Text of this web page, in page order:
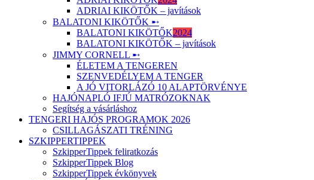
ADRIAI KIKÖTŐK – javítások
BALATONI KIKÖTŐK ➸
BALATONI KIKÖTŐK2024
BALATONI KIKÖTŐK – javítások
JIMMY CORNELL ➸
ÉLETEM A TENGEREN
SZENVEDÉLYEM A TENGER
A JÓ VITORLÁZÓ 10 ALAPTÖRVÉNYE
HAJÓNAPLÓ IFJÚ MATRÓZOKNAK
Segítség a vásárláshoz
TENGERI HAJÓS PROGRAMOK 2026
CSILLAGÁSZATI TRÉNING
SZKIPPERTIPPEK
SzkipperTippek feliratkozás
SzkipperTippek Blog
SzkipperTippek évkönyvek